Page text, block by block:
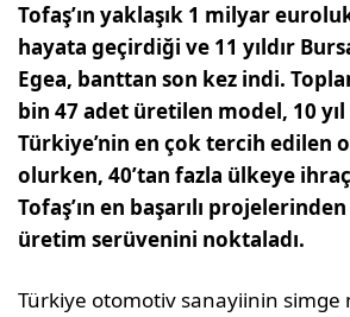
Tofaş’ın yaklaşık 1 milyar
hayata geçirdiği ve 11 yıldır
Egea, banttan son kez indi.
bin 47 adet üretilen model, 10
Türkiye’nin en çok tercih edilen
olurken, 40’tan fazla ülkeye
Tofaş’ın en başarılı
üretim serüvenini noktaladı.
Türkiye otomotiv sanayiinin simge